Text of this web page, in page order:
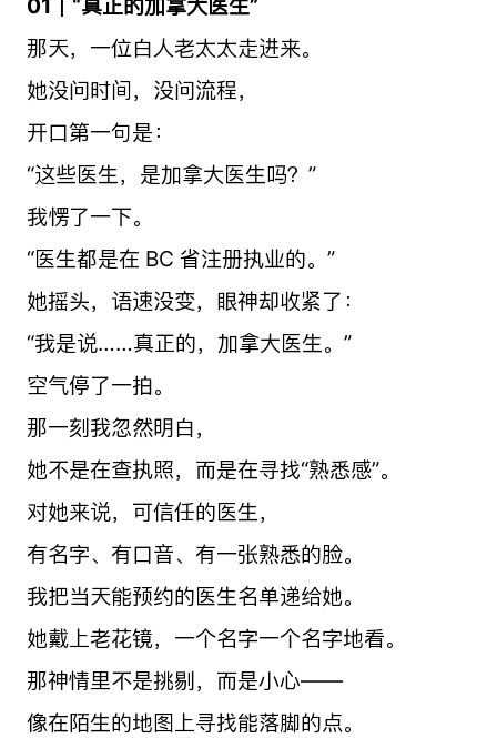
01｜“真正的加拿大医生”
那天，一位白人老太太走进来。
她没问时间，没问流程，
开口第一句是：
“这些医生，是加拿大医生吗？”
我愣了一下。
“医生都是在 BC 省注册执业的。”
她摇头，语速没变，眼神却收紧了：
“我是说……真正的，加拿大医生。”
空气停了一拍。
那一刻我忽然明白，
她不是在查执照，而是在寻找“熟悉感”。
对她来说，可信任的医生，
有名字、有口音、有一张熟悉的脸。
我把当天能预约的医生名单递给她。
她戴上老花镜，一个名字一个名字地看。
那神情里不是挑剔，而是小心——
像在陌生的地图上寻找能落脚的点。